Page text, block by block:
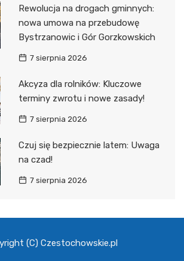
Rewolucja na drogach gminnych:
nowa umowa na przebudowę
Bystrzanowic i Gór Gorzkowskich
7 sierpnia 2026
Akcyza dla rolników: Kluczowe
terminy zwrotu i nowe zasady!
7 sierpnia 2026
Czuj się bezpiecznie latem: Uwaga
na czad!
7 sierpnia 2026
(C) Czestochowskie.pl